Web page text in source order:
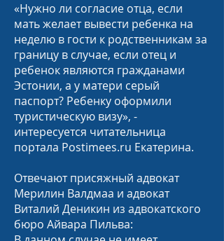
«Нужно ли согласие отца, если
мать желает вывести ребенка на
неделю в гости к родственникам за
границу в случае, если отец и
ребенок являются гражданами
Эстонии, а у матери серый
паспорт? Ребенку оформили
туристическую визу», -
интересуется читательница
портала Postimees.ru Екатерина.
Отвечают присяжный адвокат
Мерилин Валдмаа и адвокат
Виталий Деникин из адвокатского
бюро Айвара Пильва: